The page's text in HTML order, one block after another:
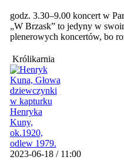
godz. 3.30–9.00 koncert w
„W Brzask” to jedyny w
plenerowych koncertów, bo
Królikarnia
2023-06-18 / 11:00